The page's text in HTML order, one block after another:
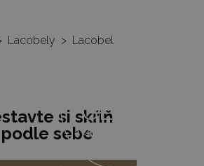
SLEVA
a záruka na vestavěné
Lacobely > Lacobel
si skříň
podle sebe